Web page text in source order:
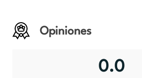
Opiniones
0.0